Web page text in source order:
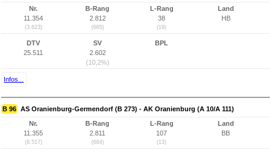
Nr.
11.354
(3.623)
B-Rang
2.812
(685)
L-Rang
38
(19)
Land
HB
DTV
25.511
SV
2.602
(10,2%)
BPL
Infos...
B 96 AS Oranienburg-Germendorf (B 273) - AK Oranienburg (A 10/A 111)
Nr.
11.355
(8.517)
B-Rang
2.811
(684)
L-Rang
107
(13)
Land
BB